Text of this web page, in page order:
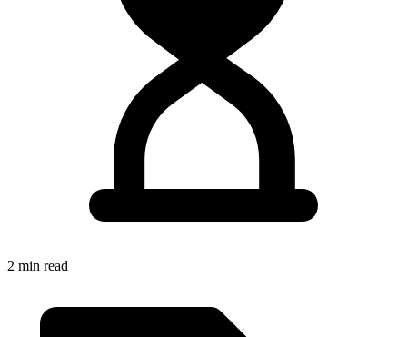
2 min read